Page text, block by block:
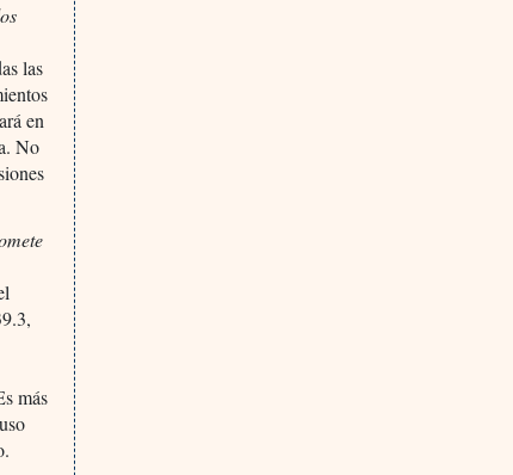
las
en
No
más